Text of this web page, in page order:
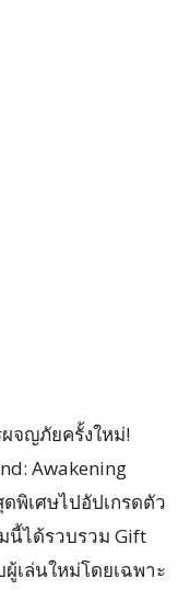
จญภัยครั้งใหม่!
Awakening
ดพิเศษไปอัปเกรดตัว
ได้รวบรวม Gift
เล่นใหม่โดยเฉพาะ